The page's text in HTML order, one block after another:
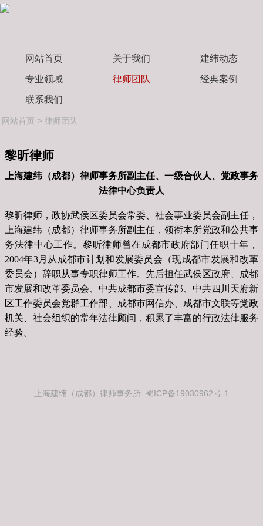
网站首页 关于我们 建纬动态
专业领域 律师团队 经典案例
联系我们
网站首页 > 律师团队
黎昕律师
上海建纬（成都）律师事务所副主任、一级合伙人、党政事务
法律中心负责人
黎昕律师，政协武侯区委员会常委、社会事业委员会副主任，
上海建纬（成都）律师事务所副主任，领衔本所党政和公共事
务法律中心工作。黎昕律师曾在成都市政府部门任职十年，
2004年3月从成都市计划和发展委员会（现成都市发展和改革
委员会）辞职从事专职律师工作。先后担任武侯区政府、成都
市发展和改革委员会、中共成都市委宣传部、中共四川天府新
区工作委员会党群工作部、成都市网信办、成都市文联等党政
机关、社会组织的常年法律顾问，积累了丰富的行政法律服务
经验。
上海建纬（成都）律师事务所 蜀ICP备19030962号-1